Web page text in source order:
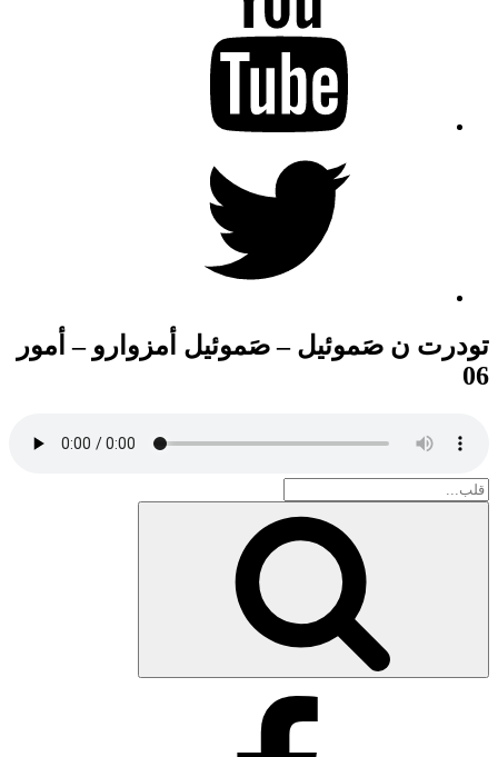
تودرت ن صَموئيل – صَموئيل أمزوارو – أمور
06
Search
for: